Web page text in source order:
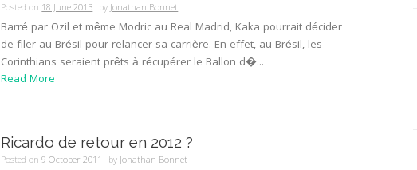
Posted on18 June 2013 byJonathan Bonnet
Barré par Ozil et même Modric au Real Madrid, Kaka pourrait décider
de filer au Brésil pour relancer sa carrière. En effet, au Brésil, les
Corinthians seraient prêts à récupérer le Ballon d�...
Read More
Ricardo de retour en 2012 ?
Posted on9 October 2011 byJonathan Bonnet